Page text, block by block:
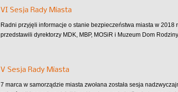
VI Sesja Rady Miasta
Radni przyjęli informacje o stanie bezpieczeństwa miasta w
przedstawili dyrektorzy MDK, MBP, MOSiR i Muzeum Dom
V Sesja Rady Miasta
7 marca w samorządzie miasta zwołana została sesja